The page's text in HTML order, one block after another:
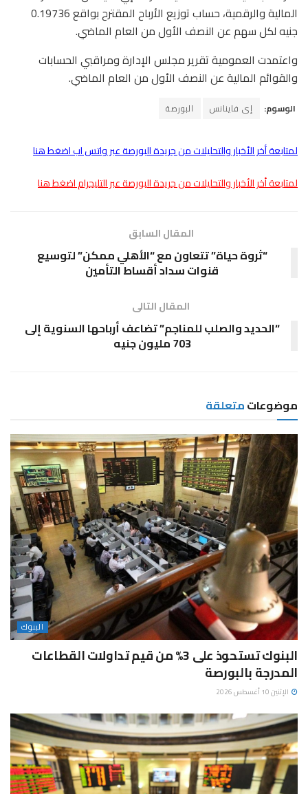
المالية والرقمية، حساب توزيع الأرباح المقترح بواقع 0.19736
جنيه لكل سهم عن النصف الأول من العام الماضي.
واعتمدت العمومية تقرير مجلس الإدارة ومراقبي الحسابات
والقوائم المالية عن النصف الأول من العام الماضي.
الوسوم: إى فاينانس البورصة
لمتابعة أخر الأخبار والتحليلات من جريدة البورصة عبر واتس اب اضغط هنا
لمتابعة أخر الأخبار والتحليلات من جريدة البورصة عبر التليجرام اضغط هنا
المقال السابق
“ثروة حياة” تتعاون مع “الأهلي ممكن” لتوسيع
قنوات سداد أقساط التأمين
المقال التالى
“الحديد والصلب للمناجم” تضاعف أرباحها السنوية إلى
703 مليون جنيه
موضوعاتمتعلقة
البنوك
البنوك تستحوذ على 3% من قيم تداولات القطاعات
المدرجة بالبورصة
الإثنين 10 أغسطس 2026